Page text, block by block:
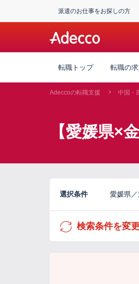
派遣のお仕事をお探しの方
転職トップ 転職の
Adeccoの転職支援 中国・
【愛媛県×
選択条件 愛媛県
検索条件を変